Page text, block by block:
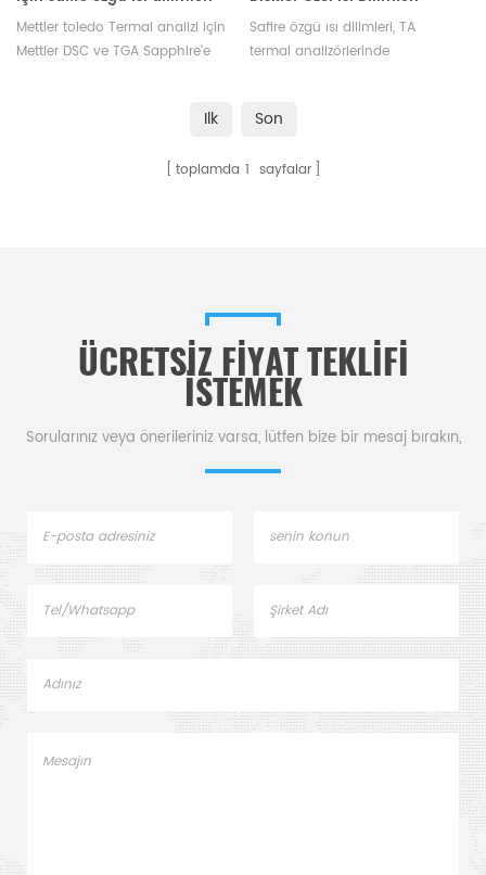
Mettler toledo Termal analizi için
Mettler DSC ve TGA Sapphire'e
üreticisi. Devamı TERMAL ANALİZ
Safire özgü ısı dilimleri, TA
termal analizörlerinde
Ilk Son
toplamda 1 sayfalar
ÜCRETSIZ FIYAT TEKLIFI
ISTEMEK
Sorularınız veya önerileriniz varsa, lütfen bize bir mesaj bırakın,